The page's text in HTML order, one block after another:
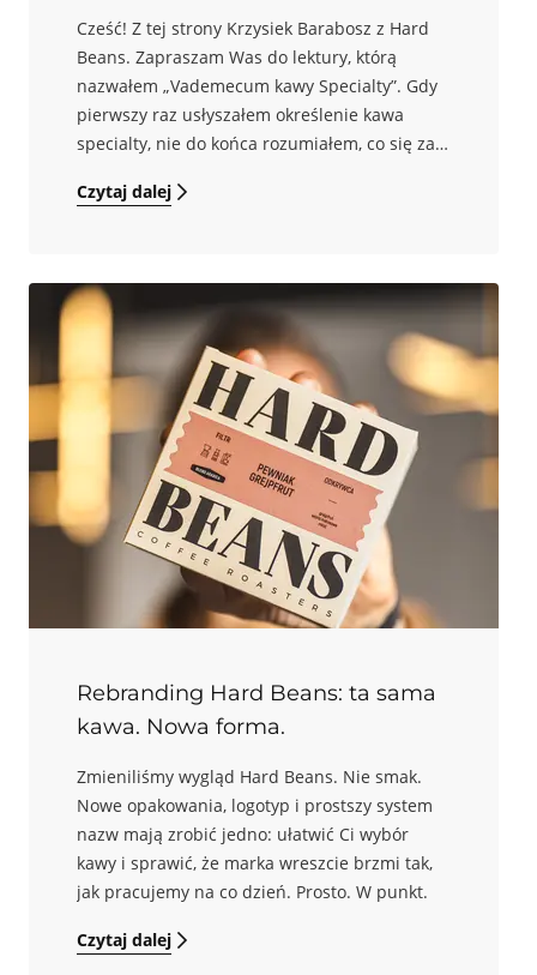
Cześć! Z tej strony Krzysiek Barabosz z Hard
Beans. Zapraszam Was do lektury, którą
nazwałem „Vademecum kawy Specialty”. Gdy
pierwszy raz usłyszałem określenie kawa
specialty, nie do końca rozumiałem, co się za
świecie kawy, wiem, że specialty to o wiele
edukacji. Zapnijcie pasy, zaparzcie ulubioną
kawę i zanurzmy się razem w ten fascynujący
świat.
Czytaj dalej
Rebranding Hard Beans: ta sama
kawa. Nowa forma.
Zmieniliśmy wygląd Hard Beans. Nie smak.
Nowe opakowania, logotyp i prostszy system
nazw mają zrobić jedno: ułatwić Ci wybór
kawy i sprawić, że marka wreszcie brzmi tak,
jak pracujemy na co dzień. Prosto. W punkt.
Czytaj dalej